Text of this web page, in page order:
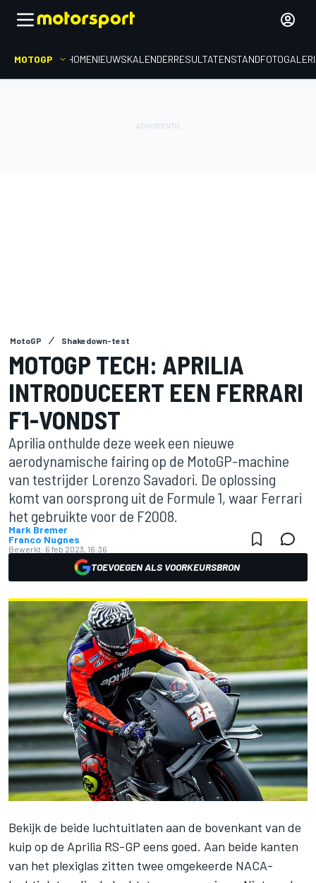
MOTOGP HOMENIEUWSKALENDERRESULTATENSTAND
MotoGP Shakedown-test
MOTOGP TECH: APRILIA
INTRODUCEERT EEN FERRARI
F1-VONDST
Aprilia onthulde deze week een nieuwe
aerodynamische fairing op de MotoGP-machine
van testrijder Lorenzo Savadori. De oplossing
komt van oorsprong uit de Formule 1, waar Ferrari
het gebruikte voor de F2008.
Mark Bremer
Franco Nugnes
Bewerkt: 6 feb 2023, 16:36
TOEVOEGEN ALS VOORKEURSBRON
Bekijk de beide luchtuitlaten aan de bovenkant van de
kuip op de Aprilia RS-GP eens goed. Aan beide kanten
van het plexiglas zitten twee omgekeerde NACA-